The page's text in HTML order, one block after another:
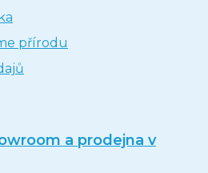
přírodu
a prodejna v